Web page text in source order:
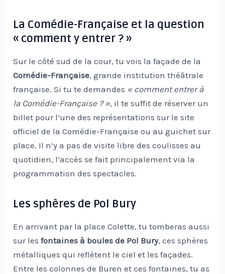
La Comédie-Française et la question
« comment y entrer ? »
Sur le côté sud de la cour, tu vois la façade de la
Comédie-Française, grande institution théâtrale
française. Si tu te demandes « comment entrer à
la Comédie-Française ? », il te suffit de réserver un
billet pour l’une des représentations sur le site
officiel de la Comédie-Française ou au guichet sur
place. Il n’y a pas de visite libre des coulisses au
quotidien, l’accès se fait principalement via la
programmation des spectacles.
Les sphères de Pol Bury
En arrivant par la place Colette, tu tomberas aussi
sur lesfontaines à boules de Pol Bury, ces sphères
métalliques qui reflètent le ciel et les façades.
Entre les colonnes de Buren et ces fontaines, tu as